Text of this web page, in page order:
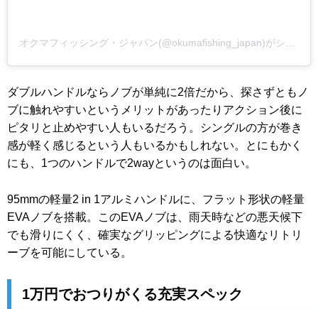
ダブルハンドルならノブが単純に2倍だから、探さずともノ
ブに触れやすいというメリットがあったりアクション後に
ピタリと止めやすい人もいるだろう。シングルの方が巻き
感が軽く感じるという人もいるかもしれない。とにもかく
にも、1つのハンドルで2wayというのは面白い。
95mmの軽量2 in 1アルミハンドルに、フラット形状の軽量
EVAノブを搭載。このEVAノブは、雨天時などの悪天候下
でも滑りにくく、確実なグリッピングによる快適なリトリ
ーブを可能にしている。
1万円でおつりがくる充実スペック